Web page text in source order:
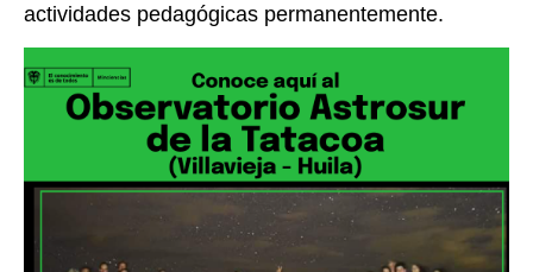
actividades pedagógicas permanentemente.